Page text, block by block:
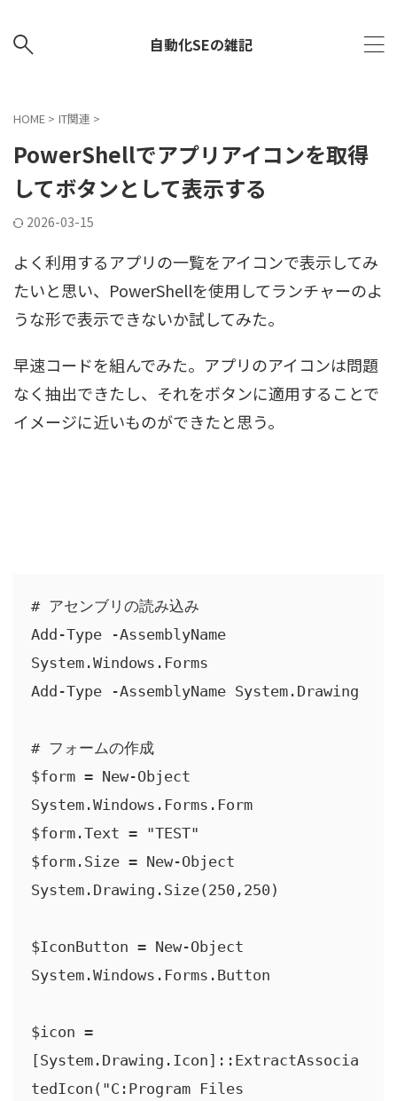
自動化SEの雑記
HOME > IT関連 >
PowerShellでアプリアイコンを取得
してボタンとして表示する
2026-03-15
よく利用するアプリの一覧をアイコンで表示してみ
たいと思い、PowerShellを使用してランチャーのよ
うな形で表示できないか試してみた。
早速コードを組んでみた。アプリのアイコンは問題
なく抽出できたし、それをボタンに適用することで
イメージに近いものができたと思う。
# アセンブリの読み込み
Add-Type -AssemblyName
System.Windows.Forms
Add-Type -AssemblyName System.Drawing
# フォームの作成
$form = New-Object
System.Windows.Forms.Form
$form.Text = "TEST"
$form.Size = New-Object
System.Drawing.Size(250,250)
$IconButton = New-Object
System.Windows.Forms.Button
$icon =
[System.Drawing.Icon]::ExtractAssocia
tedIcon("C:Program Files